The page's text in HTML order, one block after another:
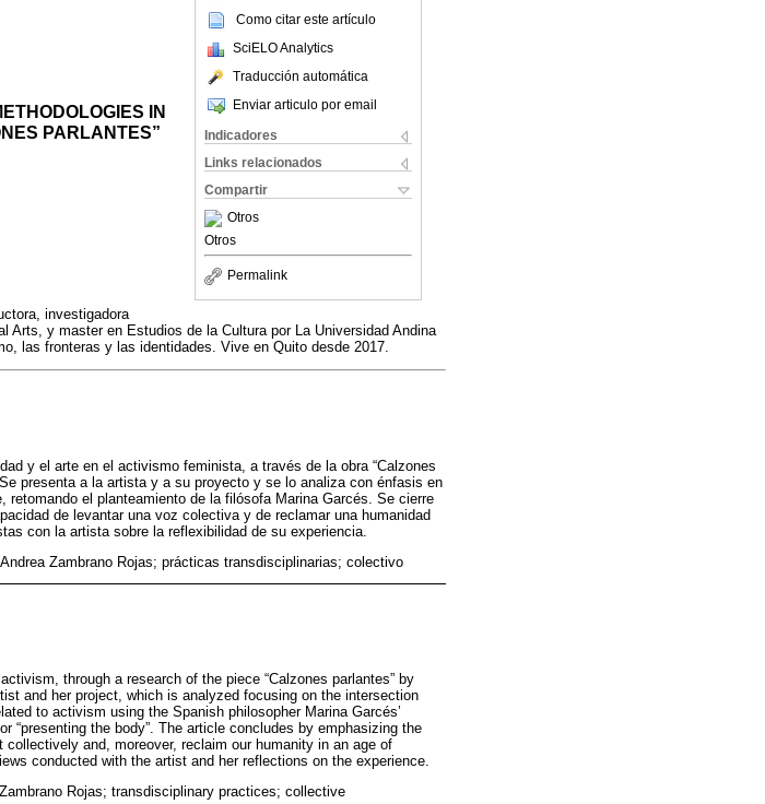
Como citar este artículo
SciELO Analytics
Traducción automática
Enviar articulo por email
Indicadores
Links relacionados
Compartir
Otros
Otros
Permalink
IN
PARLANTES”
investigadora
Arts, y master en Estudios de la Cultura por La Universidad Andina
las fronteras y las identidades. Vive en Quito desde 2017.
y el arte en el activismo feminista, a través de la obra “Calzones
presenta a la artista y a su proyecto y se lo analiza con énfasis en
el planteamiento de la filósofa Marina Garcés. Se cierre
de levantar una voz colectiva y de reclamar una humanidad
con la artista sobre la reflexibilidad de su experiencia.
Zambrano Rojas; prácticas transdisciplinarias; colectivo
through a research of the piece “Calzones parlantes” by
and her project, which is analyzed focusing on the intersection
to activism using the Spanish philosopher Marina Garcés’
“presenting the body”. The article concludes by emphasizing the
and, moreover, reclaim our humanity in an age of
conducted with the artist and her reflections on the experience.
Rojas; transdisciplinary practices; collective